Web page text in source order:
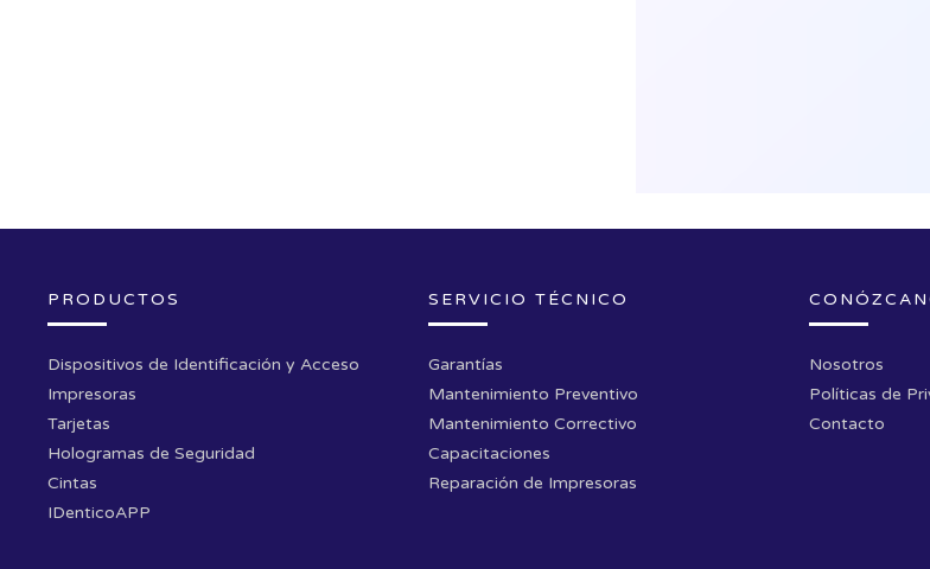
PRODUCTOS
Dispositivos de Identificación y Acceso
Impresoras
Tarjetas
Hologramas de Seguridad
Cintas
IDenticoAPP
SERVICIO TÉCNICO
Garantías
Mantenimiento Preventivo
Mantenimiento Correctivo
Capacitaciones
Reparación de Impresoras
Nosotros
Políticas de
Contacto